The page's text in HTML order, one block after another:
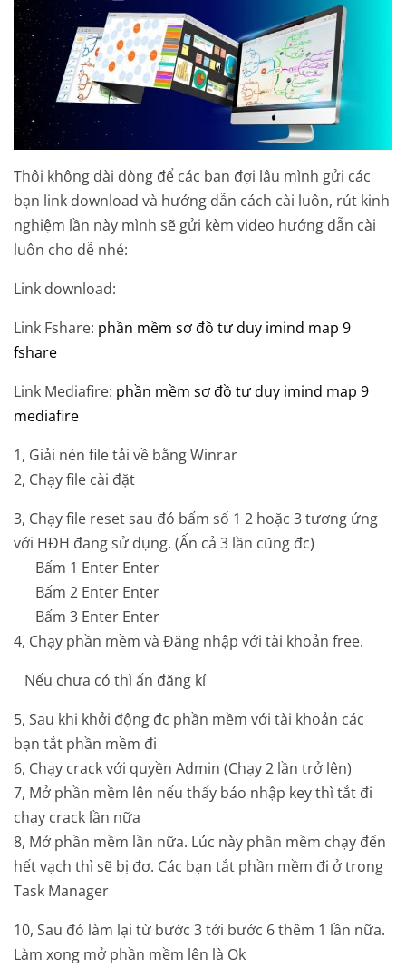
Thôi không dài dòng để các bạn đợi lâu mình gửi các
bạn link download và hướng dẫn cách cài luôn, rút kinh
nghiệm lần này mình sẽ gửi kèm video hướng dẫn cài
luôn cho dễ nhé:
Link download:
Link Fshare: phần mềm sơ đồ tư duy imind map 9
fshare
Link Mediafire: phần mềm sơ đồ tư duy imind map 9
mediafire
1, Giải nén file tải về bằng Winrar
2, Chạy file cài đặt
3, Chạy file reset sau đó bấm số 1 2 hoặc 3 tương ứng
với HĐH đang sử dụng. (Ấn cả 3 lần cũng đc)
Bấm 1 Enter Enter
Bấm 2 Enter Enter
Bấm 3 Enter Enter
4, Chạy phần mềm và Đăng nhập với tài khoản free.
Nếu chưa có thì ấn đăng kí
5, Sau khi khởi động đc phần mềm với tài khoản các
bạn tắt phần mềm đi
6, Chạy crack với quyền Admin (Chạy 2 lần trở lên)
7, Mở phần mềm lên nếu thấy báo nhập key thì tắt đi
chạy crack lần nữa
8, Mở phần mềm lần nữa. Lúc này phần mềm chạy đến
hết vạch thì sẽ bị đơ. Các bạn tắt phần mềm đi ở trong
Task Manager
10, Sau đó làm lại từ bước 3 tới bước 6 thêm 1 lần nữa.
Làm xong mở phần mềm lên là Ok